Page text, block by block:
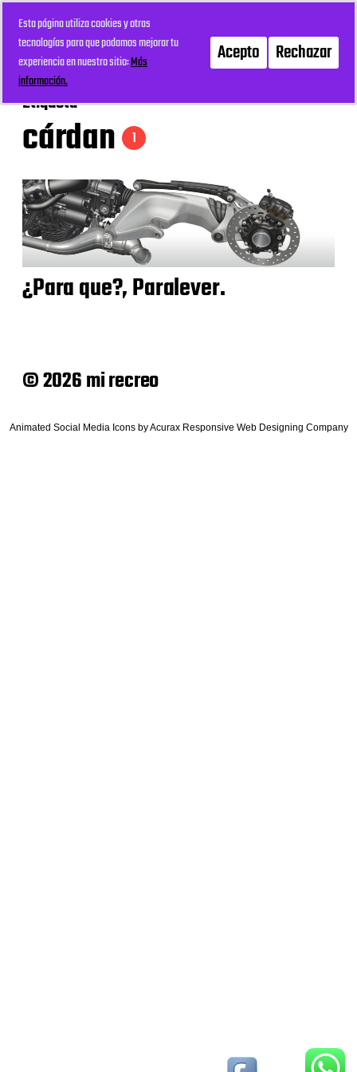
mi recreo Menú
Etiqueta
cárdan 1
¿Para que?, Paralever.
© 2026 mi recreo
Animated Social Media IconsbyAcurax Responsive Web Designing Company
Esta página utiliza cookies y otras
tecnologías para que podamos mejorar tu
experiencia en nuestro sitio:Más
información.
Acepto Rechazar